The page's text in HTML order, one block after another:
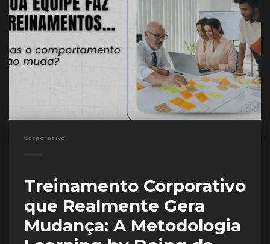
Corporativo
Treinamento Corporativo
que Realmente Gera
Mudança: A Metodologia